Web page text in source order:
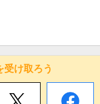
受け取ろう